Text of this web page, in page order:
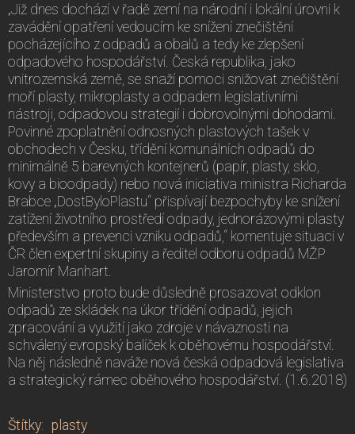
„Již dnes dochází v řadě zemí na národní i lokální úrovni k
zavádění opatření vedoucím ke snížení znečištění
pocházejícího z odpadů a obalů a tedy ke zlepšení
odpadového hospodářství. Česká republika, jako
vnitrozemská země, se snaží pomoci snižovat znečištění
moří plasty, mikroplasty a odpadem legislativními
nástroji, odpadovou strategií i dobrovolnými dohodami.
Povinné zpoplatnění odnosných plastových tašek v
obchodech v Česku, třídění komunálních odpadů do
minimálně 5 barevných kontejnerů (papír, plasty, sklo,
kovy a bioodpady) nebo nová iniciativa ministra Richarda
Brabce „DostByloPlastu“ přispívají bezpochyby ke snížení
zatížení životního prostředí odpady, jednorázovými plasty
především a prevenci vzniku odpadů,“ komentuje situaci v
ČR člen expertní skupiny a ředitel odboru odpadů MŽP
Jaromír Manhart.
Ministerstvo proto bude důsledně prosazovat odklon
odpadů ze skládek na úkor třídění odpadů, jejich
zpracování a využití jako zdroje v návaznosti na
schválený evropský balíček k oběhovému hospodářství.
Na něj následně naváže nová česká odpadová legislativa
a strategický rámec oběhového hospodářství. (1.6.2018)
Štítky: plasty